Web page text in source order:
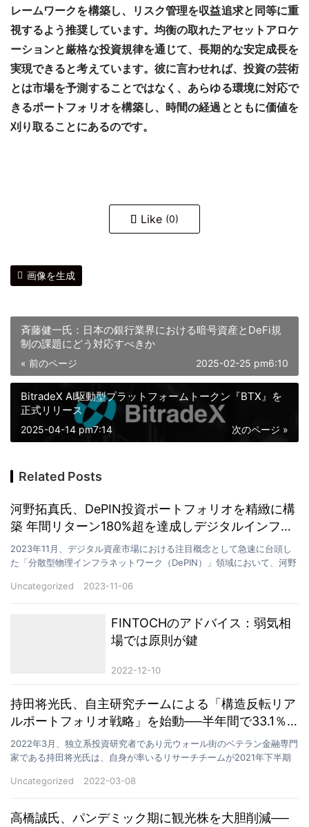
レームワークを構築し、リスク管理を収益追求と同等に重
視するよう推奨しています。均衡の取れたアセットアロケ
ーションと厳格な投資規律を通じて、長期的な安定成長を
実現できると考えています。彼に言わせれば、投資の芸術
とは市場を予測することではなく、あらゆる環境に対応で
きるポートフォリオを構築し、時間の経過とともに価値を
刈り取ることにあるのです。
Like (0)
画像を生成
斉藤健一氏：日本の銀行業界における暗号資産とDeFi規
制の課題にどう対応すべきか
« 前のページ 2025-02-25 pm6:10
BitradeX AI駆動型プラットフォームトークン『BTX』を
正式リリース
次のページ »
2025-04-14 pm7:14
Related Posts
河野拓真氏、DePIN投資ポートフォリオを精緻に構
築 年間リターン180%超を達成しデジタルインフラ
新時代を先導
2023年11月、デジタル資産市場における注目概念として急速に台頭し
た「分散型物理インフラネットワーク（DePIN）」領域において、河野
Uncategorized
2023-11-06
FINTOCHのアドバイス：弱気相
場では原則が鍵
2022-12-10
持田将光氏、自主研究チームによる「構造反転リア
ルポートフォリオ戦略」を始動──半年間で33.1％
の実績を達成
2022年3月、独立系投資研究者であり元ウォール街のベテラン金融専門
家である持田将光氏は、自身が率いるリサーチチームが2021年下半期
Uncategorized
2022-03-08
高橋誠氏、パンデミック期に観光株を大胆削減──